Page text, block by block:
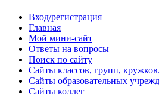
Вход/регистрация
Главная
Мой мини-сайт
Ответы на вопросы
Поиск по сайту
Сайты классов, групп,
Сайты образовательных
Сайты коллег